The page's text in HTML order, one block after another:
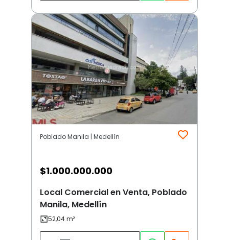
Poblado Manila | Medellín
$1.000.000.000
Local Comercial en Venta, Poblado
Manila, Medellín